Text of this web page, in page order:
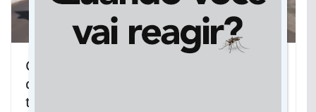
Candidato a vereador, Athayde Nery
quer unir experiência e inovação para
transformar Campo Grande